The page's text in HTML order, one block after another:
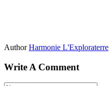
Author Harmonie L'Exploraterre
Write A Comment